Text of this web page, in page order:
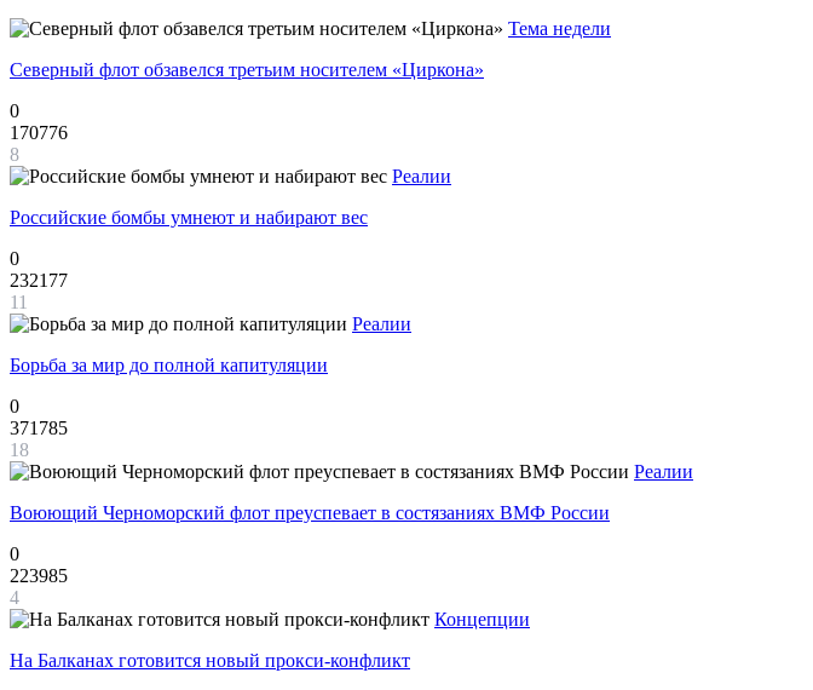
Тема недели
Северный флот обзавелся третьим носителем «Циркона»
0
170776
8
Реалии
Российские бомбы умнеют и набирают вес
0
232177
11
Реалии
Борьба за мир до полной капитуляции
0
371785
18
Реалии
Воюющий Черноморский флот преуспевает в состязаниях ВМФ России
0
223985
4
Концепции
На Балканах готовится новый прокси-конфликт